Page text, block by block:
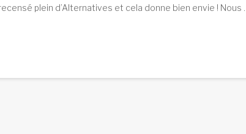
plein d’Alternatives et cela donne bien envie ! Nous …